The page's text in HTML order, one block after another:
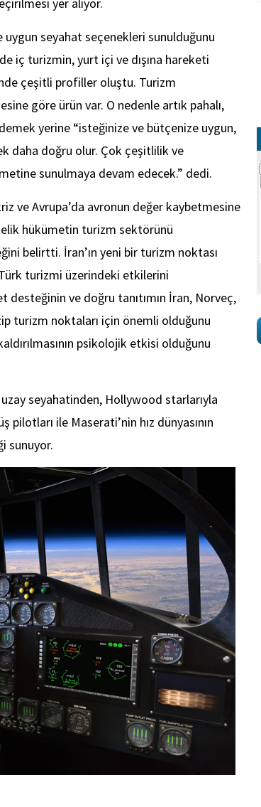
seyahat seçenekleri sunulduğunu
iç turizmin, yurt içi ve dışına hareketi
çeşitli profiller oluştu. Turizm
göre ürün var. O nedenle artık pahalı,
yerine “isteğinize ve bütçenize uygun,
daha doğru olur. Çok çeşitlilik ve
sunulmaya devam edecek.” dedi.
ve Avrupa’da avronun değer kaybetmesine
hükümetin turizm sektörünü
belirtti. İran’ın yeni bir turizm noktası
Türk turizmi üzerindeki etkilerini
ve doğru tanıtımın İran, Norveç,
turizm noktaları için önemli olduğunu
psikolojik etkisi olduğunu
seyahatinden, Hollywood starlarıyla
ile Maserati’nin hız dünyasının
sunuyor.